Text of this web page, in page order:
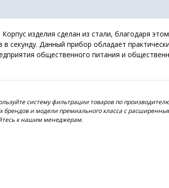
изделия сделан из стали, благодаря
секунду. Данный прибор обладает
общественного питания и
систему фильтрации товаров по
брендов и модели премиального класса с
к нашим менеджерам.